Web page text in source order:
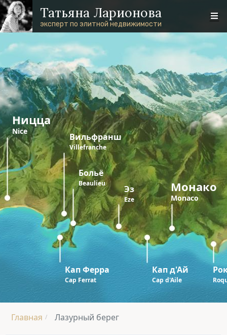
Перейти к основному содержанию
Skip to footer contentТатьяна Ларионова
эксперт по элитной недвижимости
Ницца
Nice
Кап Ферра
Cap Ferrat
Вильфранш
Villefranche
Больё
Beaulieu
Эз
Eze
Кап д'Ай
Cap d'Aile
Монако
Monaco
Главная / Лазурный берег